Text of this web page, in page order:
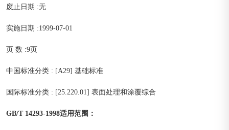
废止日期 :无
实施日期 :1999-07-01
页 数 :9页
中国标准分类 : [A29] 基础标准
国际标准分类 : [25.220.01] 表面处理和涂覆综合
GB/T 14293-1998适用范围：